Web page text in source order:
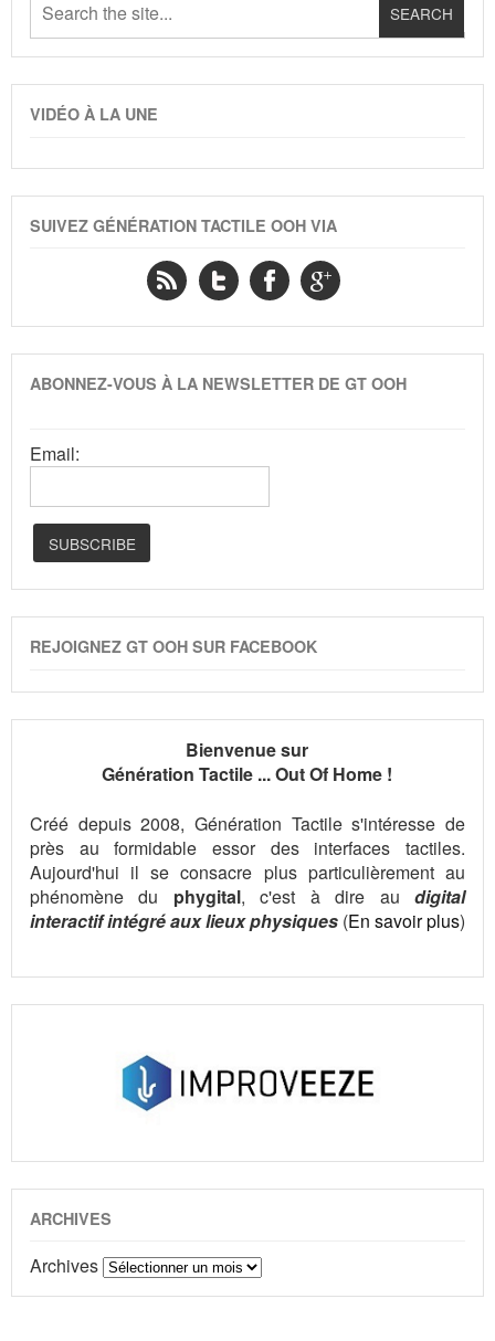
VIDÉO À LA UNE
SUIVEZ GÉNÉRATION TACTILE OOH VIA
ABONNEZ-VOUS À LA NEWSLETTER DE GT OOH
Email:
REJOIGNEZ GT OOH SUR FACEBOOK
Bienvenue sur
Génération Tactile ... Out Of Home !
Créé depuis 2008, Génération Tactile s'intéresse de
près au formidable essor des interfaces tactiles.
Aujourd'hui il se consacre plus particulièrement au
phénomène du phygital, c'est à dire audigital
interactif intégré aux lieux physiques (En savoir plus)
ARCHIVES
Archives